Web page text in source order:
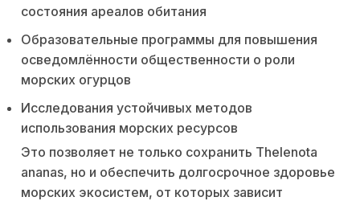
состояния ареалов обитания
Образовательные программы для повышения
осведомлённости общественности о роли
морских огурцов
Исследования устойчивых методов
использования морских ресурсов
Это позволяет не только сохранить Thelenota
ananas, но и обеспечить долгосрочное здоровье
морских экосистем, от которых зависит